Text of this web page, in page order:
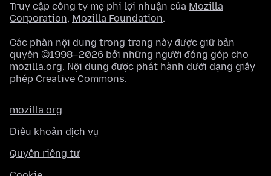
Truy cập công ty mẹ phi lợi nhuận của Mozilla
Corporation, Mozilla Foundation.
Các phần nội dung trong trang này được giữ bản
quyền ©1998–2026 bởi những người đóng góp cho
mozilla.org. Nội dung được phát hành dưới dạng giấy
phép Creative Commons.
mozilla.org
Điều khoản dịch vụ
Quyền riêng tư